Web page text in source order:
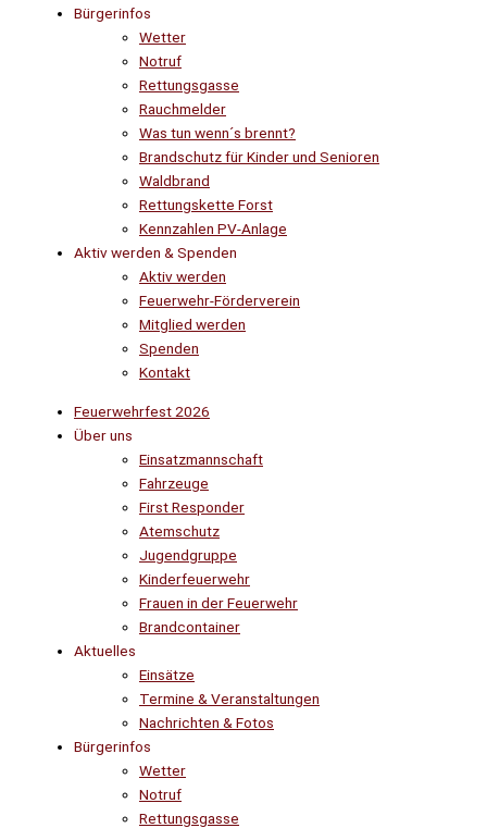
Bürgerinfos
Wetter
Notruf
Rettungsgasse
Rauchmelder
Was tun wenn´s brennt?
Brandschutz für Kinder und Senioren
Waldbrand
Rettungskette Forst
Kennzahlen PV-Anlage
Aktiv werden & Spenden
Aktiv werden
Feuerwehr-Förderverein
Mitglied werden
Spenden
Kontakt
Feuerwehrfest 2026
Über uns
Einsatzmannschaft
Fahrzeuge
First Responder
Atemschutz
Jugendgruppe
Kinderfeuerwehr
Frauen in der Feuerwehr
Brandcontainer
Aktuelles
Einsätze
Termine & Veranstaltungen
Nachrichten & Fotos
Bürgerinfos
Wetter
Notruf
Rettungsgasse